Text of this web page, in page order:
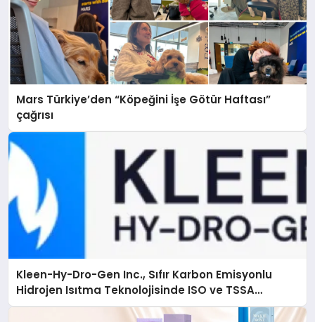
Mars Türkiye’den “Köpeğini İşe Götür Haftası”
çağrısı
Kleen-Hy-Dro-Gen Inc., Sıfır Karbon Emisyonlu
Hidrojen Isıtma Teknolojisinde ISO ve TSSA
Düzenleyici Onaylarını Aldı